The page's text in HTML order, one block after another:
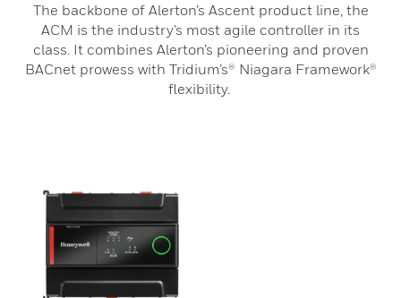
The backbone of Alerton’s Ascent product line, the
ACM is the industry’s most agile controller in its
class. It combines Alerton’s pioneering and proven
BACnet prowess with Tridium’s® Niagara Framework®
flexibility.